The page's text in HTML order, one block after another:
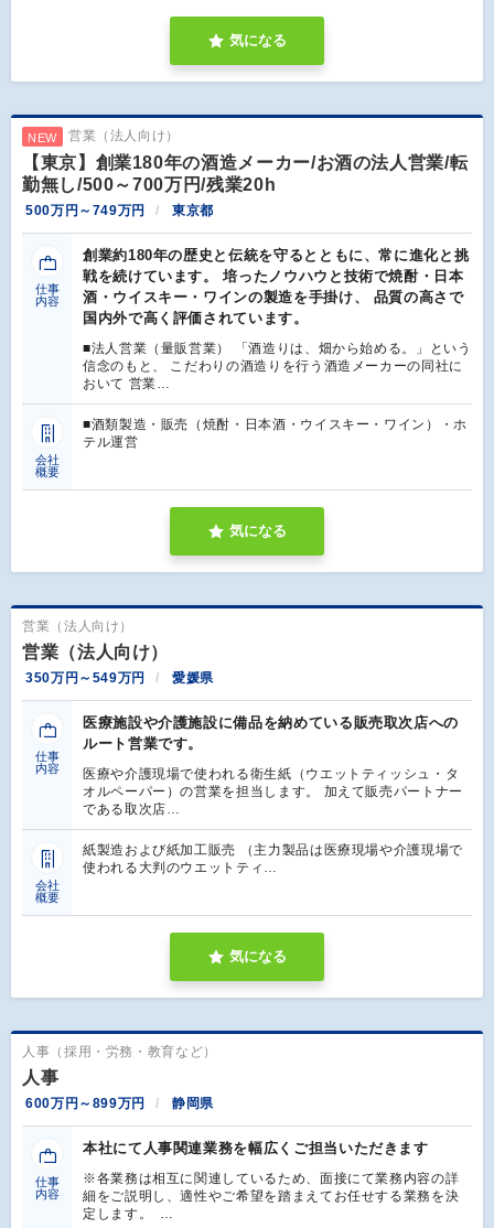
気になる
NEW 営業（法人向け）
【東京】創業180年の酒造メーカー/お酒の法人営業/転
勤無し/500～700万円/残業20h
500万円～749万円 東京都
仕事
内容
創業約180年の歴史と伝統を守るとともに、常に進化と挑
戦を続けています。 培ったノウハウと技術で焼酎・日本
酒・ウイスキー・ワインの製造を手掛け、 品質の高さで
国内外で高く評価されています。
■法人営業（量販営業） 「酒造りは、畑から始める。」という
信念のもと、 こだわりの酒造りを行う酒造メーカーの同社に
おいて 営業…
会社
概要
■酒類製造・販売（焼酎・日本酒・ウイスキー・ワイン）・ホ
テル運営
気になる
営業（法人向け）
営業（法人向け）
350万円～549万円 愛媛県
仕事
内容
医療施設や介護施設に備品を納めている販売取次店への
ルート営業です。
医療や介護現場で使われる衛生紙（ウエットティッシュ・タ
オルペーパー）の営業を担当します。 加えて販売パートナー
である取次店…
会社
概要
紙製造および紙加工販売 （主力製品は医療現場や介護現場で
使われる大判のウエットティ…
気になる
人事（採用・労務・教育など）
人事
600万円～899万円 静岡県
仕事
内容
本社にて人事関連業務を幅広くご担当いただきます
※各業務は相互に関連しているため、面接にて業務内容の詳
細をご説明し、適性やご希望を踏まえてお任せする業務を決
定します。 …